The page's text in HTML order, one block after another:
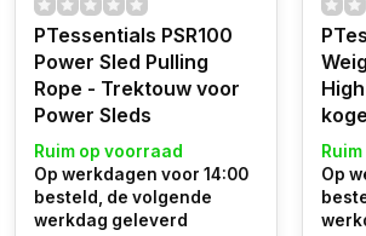
PTessentials PSR100
Power Sled Pulling
Rope - Trektouw voor
Power Sleds
Ruim op voorraad
Op werkdagen voor 14:00
besteld, de volgende
werkdag geleverd
Op